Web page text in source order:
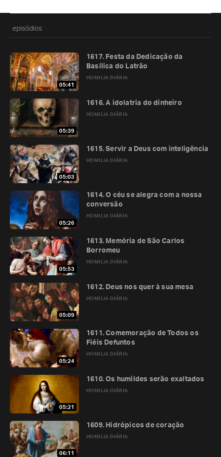
episódios
05:41
HOMILIA DIÁRIA
1617. Festa da Dedicação da
Basílica do Latrão
05:39
HOMILIA DIÁRIA
1616. A idolatria do dinheiro
05:03
HOMILIA DIÁRIA
1615. Servir a Deus com inteligência
05:26
HOMILIA DIÁRIA
1614. O céu se alegra com a nossa
conversão
05:53
HOMILIA DIÁRIA
1613. Memória de São Carlos
Borromeu
05:09
HOMILIA DIÁRIA
1612. Deus nos quer à sua mesa
05:24
HOMILIA DIÁRIA
1611. Comemoração de Todos os
Fiéis Defuntos
05:21
HOMILIA DIÁRIA
1610. Os humildes serão exaltados
06:11
HOMILIA DIÁRIA
1609. Hidrópicos de coração